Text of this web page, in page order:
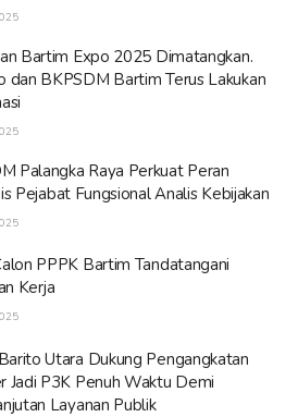
Bartim Expo 2025 Dimatangkan.
dan BKPSDM Bartim Terus Lakukan
Palangka Raya Perkuat Peran
Pejabat Fungsional Analis Kebijakan
PPPK Bartim Tandatangani
Kerja
Utara Dukung Pengangkatan
Jadi P3K Penuh Waktu Demi
Layanan Publik